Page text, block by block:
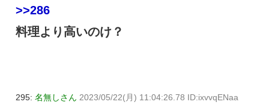
>>286
料理より高いのけ？
295: 名無しさん 2023/05/22(月) 11:04:26.78 ID:ixvvqENaa